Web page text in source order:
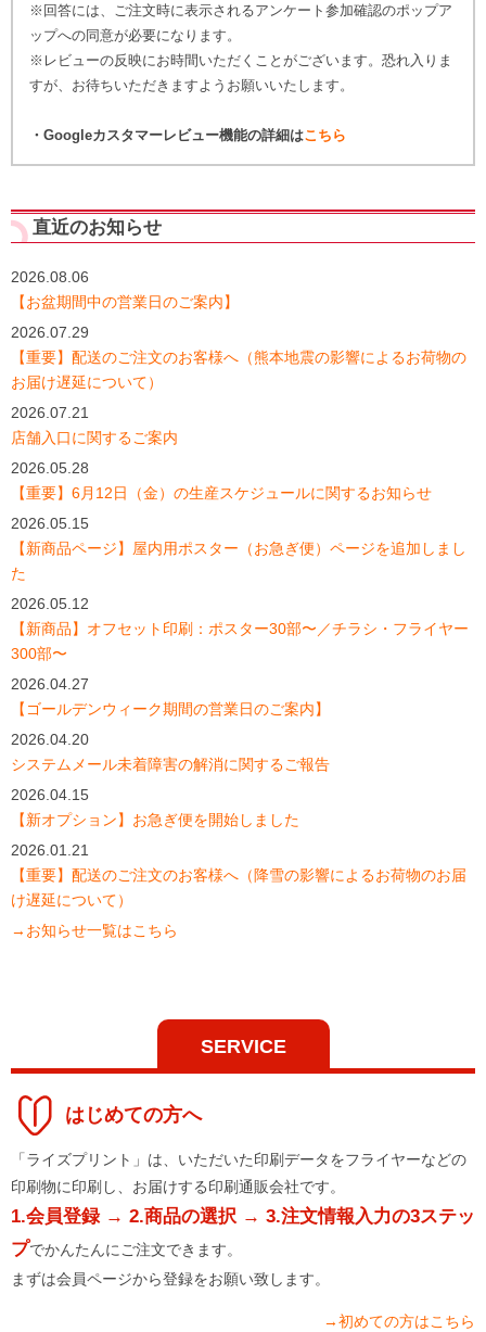
※回答には、ご注文時に表示されるアンケート参加確認のポップア
ップへの同意が必要になります。
※レビューの反映にお時間いただくことがございます。恐れ入りま
すが、お待ちいただきますようお願いいたします。
・Googleカスタマーレビュー機能の詳細はこちら
直近のお知らせ
2026.08.06
【お盆期間中の営業日のご案内】
2026.07.29
【重要】配送のご注文のお客様へ（熊本地震の影響によるお荷物の
お届け遅延について）
2026.07.21
店舗入口に関するご案内
2026.05.28
【重要】6月12日（金）の生産スケジュールに関するお知らせ
2026.05.15
【新商品ページ】屋内用ポスター（お急ぎ便）ページを追加しまし
た
2026.05.12
【新商品】オフセット印刷：ポスター30部〜／チラシ・フライヤー
300部〜
2026.04.27
【ゴールデンウィーク期間の営業日のご案内】
2026.04.20
システムメール未着障害の解消に関するご報告
2026.04.15
【新オプション】お急ぎ便を開始しました
2026.01.21
【重要】配送のご注文のお客様へ（降雪の影響によるお荷物のお届
け遅延について）
→お知らせ一覧はこちら
SERVICE
はじめての方へ
「ライズプリント」は、いただいた印刷データをフライヤーなどの
印刷物に印刷し、お届けする印刷通販会社です。
1.会員登録 → 2.商品の選択 → 3.注文情報入力の3ステッ
プでかんたんにご注文できます。
まずは会員ページから登録をお願い致します。
→初めての方はこちら